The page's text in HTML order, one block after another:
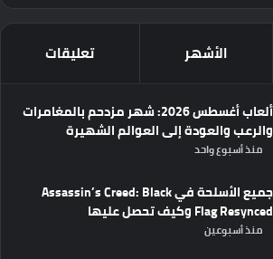
الأشهر تعليقات
ألعاب أغسطس 2026: شهر مزدحم بالمغامرات
والرعب والعودة إلى العوالم الشهيرة
منذ أسبوع واحد
جميع الأسلحة في Assassin’s Creed: Black
Flag Resynced وكيف تحصل عليها
منذ أسبوعين